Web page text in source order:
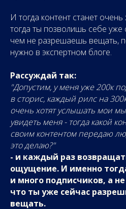
И тогда контент станет
тогда ты позволишь себе
чем не разрешаешь вещать,
нужно в экспертном блоге.
Рассуждай так:
"Допустим, у меня уже 200к
в сторис, каждый рилс на
очень хотят услышать мои
увидеть меня - тогда какой
своим контентом передаю
это делаю?"
- и каждый раз
ощущение. И именно
и много подписчиков, а
что ты уже сейчас
вещать.